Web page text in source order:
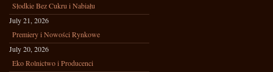
Słodkie Bez Cukru i Nabiału
July 21, 2026
Premiery i Nowości Rynkowe
July 20, 2026
Eko Rolnictwo i Producenci